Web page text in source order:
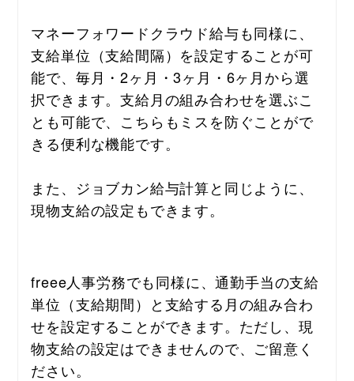
マネーフォワードクラウド給与も同様に、
支給単位（支給間隔）を設定することが可
能で、毎月・2ヶ月・3ヶ月・6ヶ月から選
択できます。支給月の組み合わせを選ぶこ
とも可能で、こちらもミスを防ぐことがで
きる便利な機能です。
また、ジョブカン給与計算と同じように、
現物支給の設定もできます。
freee人事労務でも同様に、通勤手当の支給
単位（支給期間）と支給する月の組み合わ
せを設定することができます。ただし、現
物支給の設定はできませんので、ご留意く
ださい。